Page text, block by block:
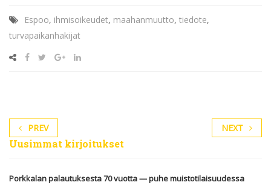
Espoo, ihmisoikeudet, maahanmuutto, tiedote,
turvapaikanhakijat
PREV NEXT
Uusimmat kirjoitukset
Porkkalan palautuksesta 70 vuotta — puhe muistotilaisuudessa